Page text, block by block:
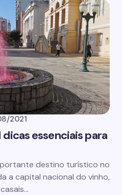
2021
dicas essenciais para
destino turístico no
a capital nacional do vinho,